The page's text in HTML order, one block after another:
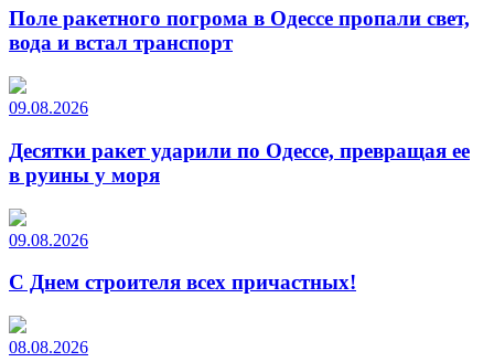
Поле ракетного погрома в Одессе пропали свет,
вода и встал транспорт
09.08.2026
Десятки ракет ударили по Одессе, превращая ее
в руины у моря
09.08.2026
С Днем строителя всех причастных!
08.08.2026